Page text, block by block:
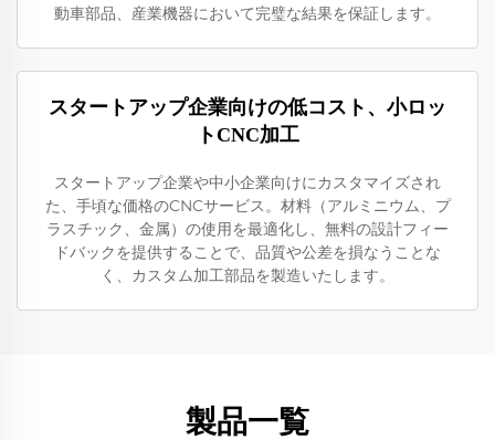
動車部品、産業機器において完璧な結果を保証します。
スタートアップ企業向けの低コスト、小ロッ
トCNC加工
スタートアップ企業や中小企業向けにカスタマイズされ
た、手頃な価格のCNCサービス。材料（アルミニウム、プ
ラスチック、金属）の使用を最適化し、無料の設計フィー
ドバックを提供することで、品質や公差を損なうことな
く、カスタム加工部品を製造いたします。
製品一覧